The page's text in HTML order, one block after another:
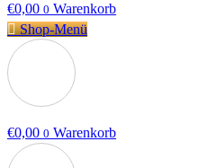
€0,00 0 Warenkorb
Shop-Menü
€0,00 0 Warenkorb